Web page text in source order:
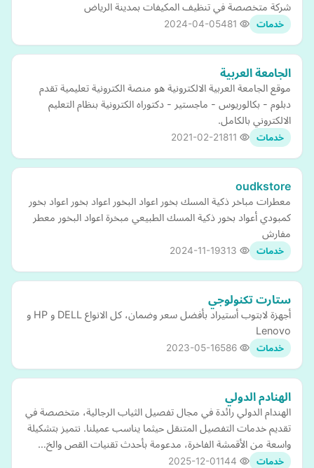
شركة متخصصة في تنظيف المكيفات بمدينة الرياض
خدمات 2024-04-05
الجامعة العربية
موقع الجامعة العربية الالكترونية هو منصة الكترونية تعليمية تقدم
دبلوم - بكالوريوس - ماجستير - دكتوراه الكترونية بنظام التعليم
الالكتروني بالكامل.
خدمات 2021-02-21
oudkstore
معطرات مباخر ذكية المسك بخور اعواد البخور اعواد بخور اعواد بخور
كمبودي أعواد بخور ذكية المسك الطبيعي مبخرة اعواد البخور معطر
مفارش
خدمات 2024-11-19
ستارت تكنولوجي
أجهزة لابتوب أستيراد بأفضل سعر وضمان، كل الانواع DELL و HP و
Lenovo
خدمات 2023-05-16
الهنادم الدولي
الهندام الدولي رائدة في مجال تفصيل الثياب الرجالية، متخصصة في
تقديم خدمات التفصيل المتنقل حيثما يناسب عميلنا. نتميز بتشكيلة
واسعة من الأقمشة الفاخرة، مدعومة بأحدث تقنيات القص والخ…
خدمات 2025-12-01